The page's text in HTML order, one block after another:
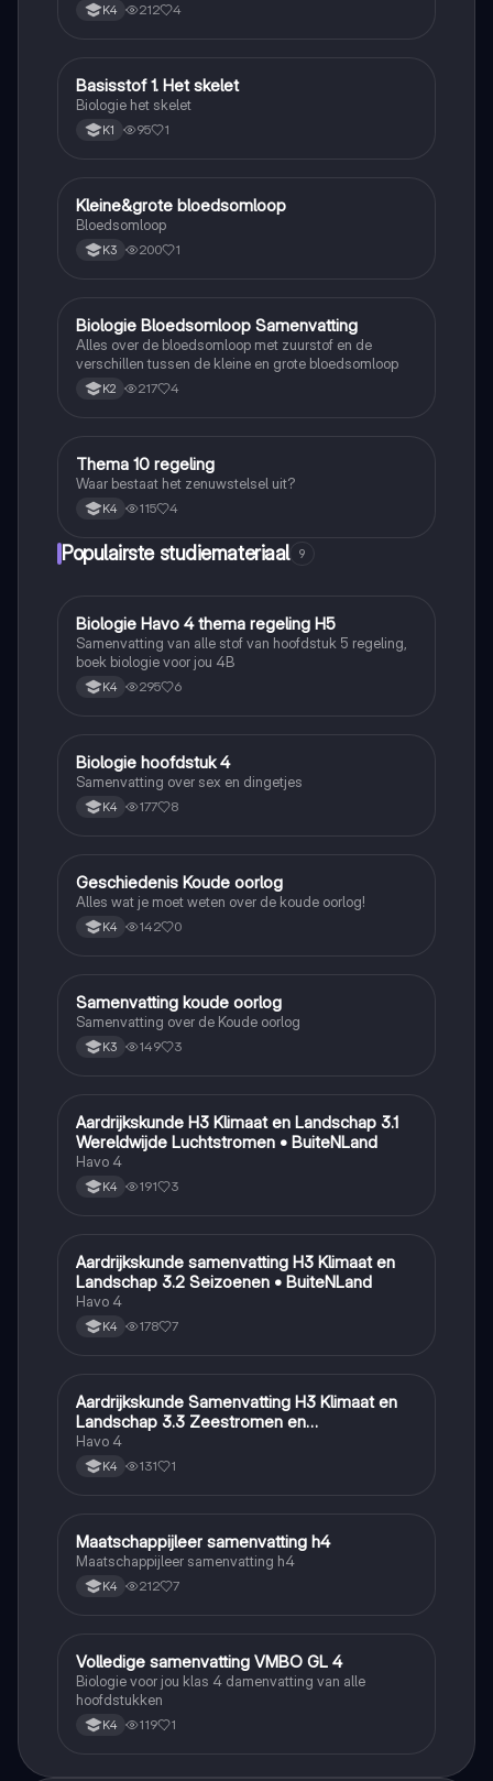
K4 212 4
Biologie
Basisstof 1. Het skelet
Biologie het skelet
K1 95 1
Biologie
Kleine&grote bloedsomloop
Bloedsomloop
K3 200 1
Biologie
Biologie Bloedsomloop Samenvatting
Alles over de bloedsomloop met zuurstof en de
verschillen tussen de kleine en grote bloedsomloop
K2 217 4
Biologie
Thema 10 regeling
Waar bestaat het zenuwstelsel uit?
K4 115 4
Populairste studiemateriaal 9
Biologie
Biologie Havo 4 thema regeling H5
Samenvatting van alle stof van hoofdstuk 5 regeling,
boek biologie voor jou 4B
K4 295 6
Biologie
Biologie hoofdstuk 4
Samenvatting over sex en dingetjes
K4 177 8
Geschiedenis
Geschiedenis Koude oorlog
Alles wat je moet weten over de koude oorlog!
K4 142 0
Geschiedenis
Samenvatting koude oorlog
Samenvatting over de Koude oorlog
K3 149 3
Aardrijkskunde
Aardrijkskunde H3 Klimaat en Landschap 3.1
Wereldwijde Luchtstromen • BuiteNLand
Havo 4
K4 191 3
Aardrijkskunde
Aardrijkskunde samenvatting H3 Klimaat en
Landschap 3.2 Seizoenen • BuiteNLand
Havo 4
K4 178 7
Aardrijkskunde
Aardrijkskunde Samenvatting H3 Klimaat en
Landschap 3.3 Zeestromen en
Klimaatgebieden • BuiteNLand
Havo 4
K4 131 1
Maatschappijleer
Maatschappijleer samenvatting h4
Maatschappijleer samenvatting h4
K4 212 7
Biologie
Volledige samenvatting VMBO GL 4
Biologie voor jou klas 4 damenvatting van alle
hoofdstukken
K4 119 1